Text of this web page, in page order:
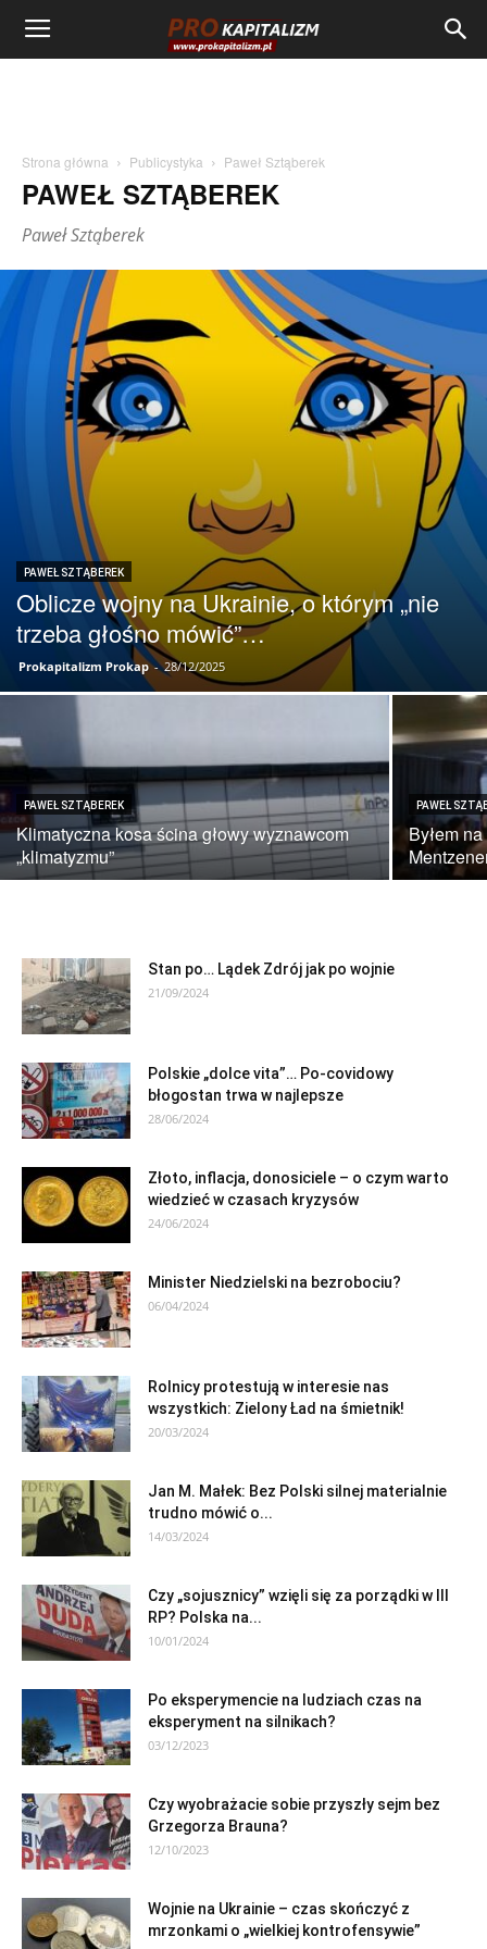
Strona główna Publicystyka Paweł Sztąberek
PAWEŁ SZTĄBEREK
Paweł Sztąberek
PAWEŁ SZTĄBEREK
Oblicze wojny na Ukrainie, o którym „nie
trzeba głośno mówić”…
Prokapitalizm Prokap - 28/12/2025
PAWEŁ SZTĄBEREK
Klimatyczna kosa ścina głowy wyznawcom
„klimatyzmu”
PAWEŁ
Byłem
Stan po… Lądek Zdrój jak po wojnie
21/09/2024
Polskie „dolce vita”… Po-covidowy
błogostan trwa w najlepsze
28/06/2024
Złoto, inflacja, donosiciele – o czym warto
wiedzieć w czasach kryzysów
24/06/2024
Minister Niedzielski na bezrobociu?
06/04/2024
Rolnicy protestują w interesie nas
wszystkich: Zielony Ład na śmietnik!
20/03/2024
Jan M. Małek: Bez Polski silnej materialnie
trudno mówić o...
14/03/2024
Czy „sojusznicy” wzięli się za porządki w III
RP? Polska na...
10/01/2024
Po eksperymencie na ludziach czas na
eksperyment na silnikach?
03/12/2023
Czy wyobrażacie sobie przyszły sejm bez
Grzegorza Brauna?
12/10/2023
Wojnie na Ukrainie – czas skończyć z
mrzonkami o „wielkiej kontrofensywie”